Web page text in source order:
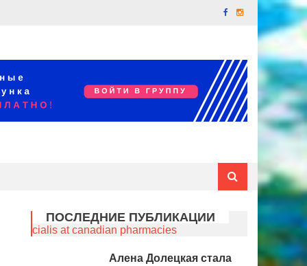
ПОСЛЕДНИЕ ПУБЛИКАЦИИ
cialis at canadian pharmacies
Алена Долецкая стала